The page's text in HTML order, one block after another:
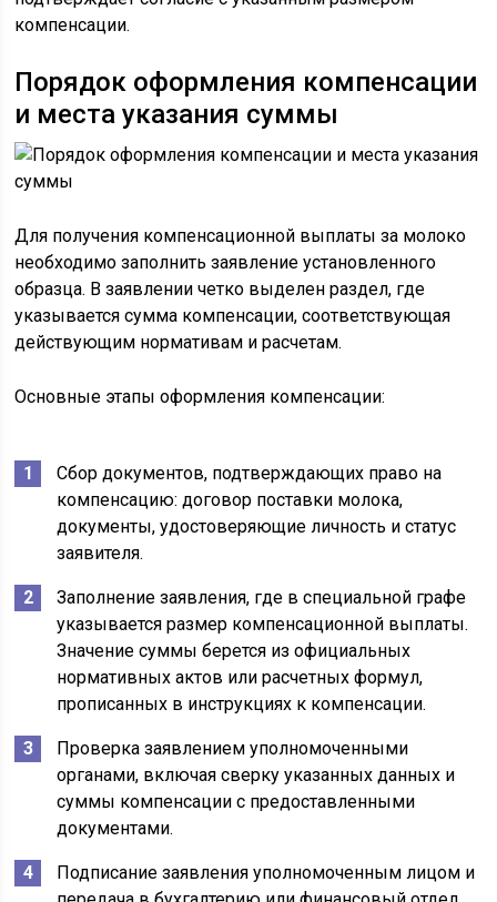
компенсации.
Порядок оформления компенсации
и места указания суммы
Для получения компенсационной выплаты за молоко
необходимо заполнить заявление установленного
образца. В заявлении четко выделен раздел, где
указывается сумма компенсации, соответствующая
действующим нормативам и расчетам.
Основные этапы оформления компенсации:
Сбор документов, подтверждающих право на
компенсацию: договор поставки молока,
документы, удостоверяющие личность и статус
заявителя.
Заполнение заявления, где в специальной графе
указывается размер компенсационной выплаты.
Значение суммы берется из официальных
нормативных актов или расчетных формул,
прописанных в инструкциях к компенсации.
Проверка заявлением уполномоченными
органами, включая сверку указанных данных и
суммы компенсации с предоставленными
документами.
Подписание заявления уполномоченным лицом и